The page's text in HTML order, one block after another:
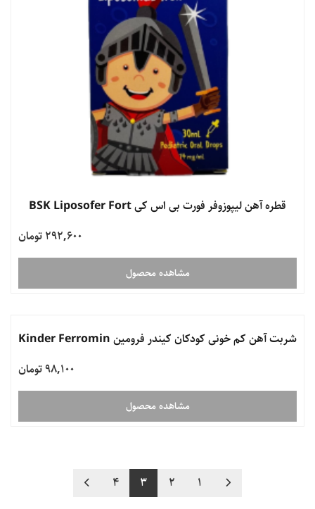
قطره آهن لیپوزوفر فورت بی اس کی BSK Liposofer Fort
292,600 تومان
مشاهده محصول
ناموجود